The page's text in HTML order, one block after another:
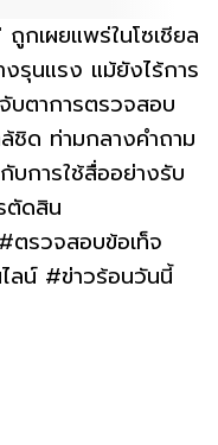
กเผยแพร่ในโซเชียล
รุนแรง แม้ยังไร้การ
บตาการตรวจสอบ
ชิด ท่ามกลางคำถาม
บการใช้สื่ออย่างรับ
ตัดสิน
ตรวจสอบข้อเท็จ
ลน์ #ข่าวร้อนวันนี้